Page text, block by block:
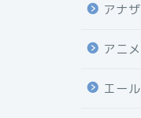
アナ
アニメ
エール